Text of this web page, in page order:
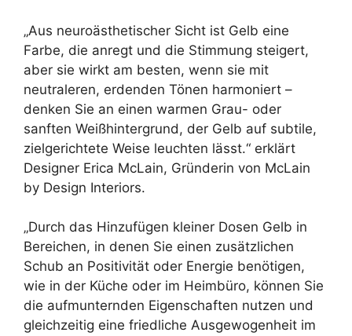
„Aus neuroästhetischer Sicht ist Gelb eine
Farbe, die anregt und die Stimmung steigert,
aber sie wirkt am besten, wenn sie mit
neutraleren, erdenden Tönen harmoniert –
denken Sie an einen warmen Grau- oder
sanften Weißhintergrund, der Gelb auf subtile,
zielgerichtete Weise leuchten lässt.“ erklärt
Designer Erica McLain, Gründerin von McLain
by Design Interiors.
„Durch das Hinzufügen kleiner Dosen Gelb in
Bereichen, in denen Sie einen zusätzlichen
Schub an Positivität oder Energie benötigen,
wie in der Küche oder im Heimbüro, können Sie
die aufmunternden Eigenschaften nutzen und
gleichzeitig eine friedliche Ausgewogenheit im